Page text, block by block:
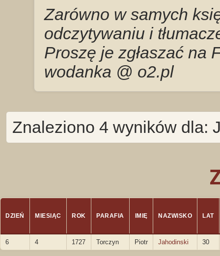
Zarówno w samych
odczytywaniu i
Proszę je zgłaszać na
wodanka @ o2.pl
Znaleziono 4 wyników dla:
DZIEŃ MIESIĄC ROK PARAFIA IMIĘ NAZWISKO LAT
6 4 1727 Torczyn Piotr Jahodinski 30